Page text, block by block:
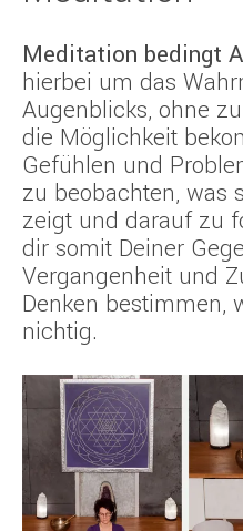
Meditation bedingt
hierbei um das
Augenblicks, ohne
die Möglichkeit
Gefühlen und
zu beobachten, was
zeigt und darauf zu
dir somit Deiner
Vergangenheit und
Denken bestimmen,
nichtig.